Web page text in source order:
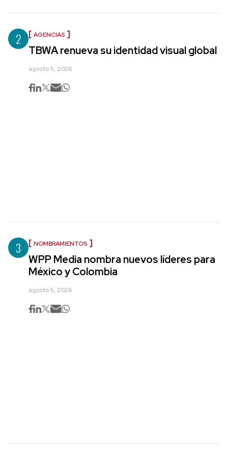
2 AGENCIAS
TBWA renueva su identidad visual global
agosto 5, 2026
3 NOMBRAMIENTOS
WPP Media nombra nuevos líderes para
México y Colombia
agosto 5, 2026